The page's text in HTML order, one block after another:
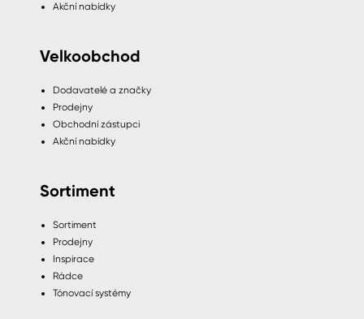
Akční nabídky
Velkoobchod
Dodavatelé a značky
Prodejny
Obchodní zástupci
Akční nabídky
Sortiment
Sortiment
Prodejny
Inspirace
Rádce
Tónovací systémy